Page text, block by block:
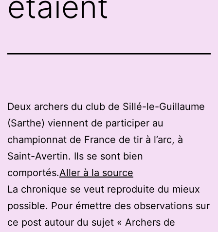
Deux archers du club de Sillé-le-Guillaume
(Sarthe) viennent de participer au
championnat de France de tir à l’arc, à
Saint-Avertin. Ils se sont bien
comportés.Aller à la source
La chronique se veut reproduite du mieux
possible. Pour émettre des observations sur
ce post autour du sujet « Archers de